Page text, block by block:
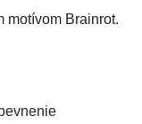
motívom Brainrot.